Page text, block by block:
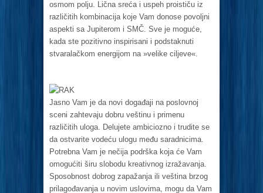
osmom polju. Lična sreća i uspeh proističu iz
različitih kombinacija koje Vam donose povoljni
aspekti sa Jupiterom i SMČ. Sve je moguće,
kada ste pozitivno inspirisani i podstaknuti
stvaralačkom energijom na »velike ciljeve«.
RAK
Jasno Vam je da novi događaji na poslovnoj
sceni zahtevaju dobru veštinu i primenu
različitih uloga. Delujete ambiciozno i trudite se
da ostvarite vodeću ulogu među saradnicima.
Potrebna Vam je nečija podrška koja će Vam
omogućiti širu slobodu kreativnog izražavanja.
Sposobnost dobrog zapažanja ili veština brzog
prilagođavanja u novim uslovima, mogu da Vam